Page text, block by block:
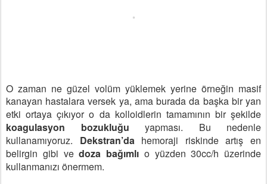
O zaman ne güzel volüm yüklemek yerine örneğin masif
kanayan hastalara versek ya, ama burada da başka bir yan
etki ortaya çıkıyor o da kolloidlerin tamamının bir şekilde
koagulasyon bozukluğu yapması. Bu nedenle
kullanamıyoruz. Dekstran’dahemoraji riskinde artış en
belirgin gibi vedoza bağımlı o yüzden 30cc/h üzerinde
kullanmanızı önermem.